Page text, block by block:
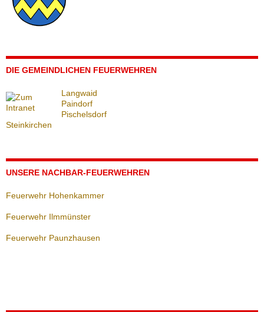
DIE GEMEINDLICHEN FEUERWEHREN
Langwaid
Paindorf
Pischelsdorf
Steinkirchen
UNSERE NACHBAR-FEUERWEHREN
Feuerwehr Hohenkammer
Feuerwehr Ilmmünster
Feuerwehr Paunzhausen